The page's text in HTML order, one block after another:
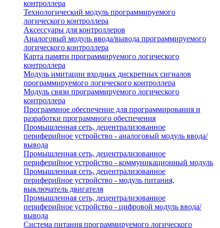
контроллера
Технологический модуль программируемого
логического контроллера
Аксессуары для контроллеров
Аналоговый модуль ввода/вывода программируемого
логического контроллера
Карта памяти программируемого логического
контроллера
Модуль имитации входных дискретных сигналов
программируемого логического контроллера
Модуль связи программируемого логического
контроллера
Программное обеспечение для программирования и
разработки программного обеспечения
Промышленная сеть, децентрализованное
периферийное устройство - аналоговый модуль ввода/
вывода
Промышленная сеть, децентрализованное
периферийное устройство - коммуникационный модуль
Промышленная сеть, децентрализованное
периферийное устройство - модуль питания,
выключатель двигателя
Промышленная сеть, децентрализованное
периферийное устройство - цифровой модуль ввода/
вывода
Система питания программируемого логического